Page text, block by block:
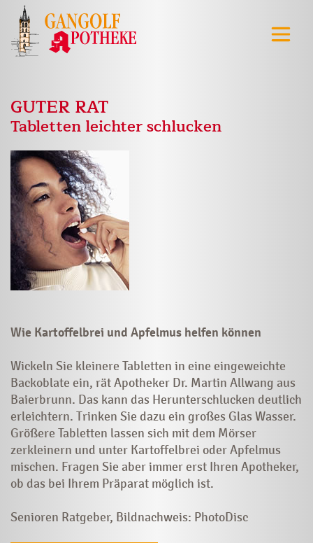
GUTER RAT
Tabletten leichter schlucken
Wie Kartoffelbrei und Apfelmus helfen können
Wickeln Sie kleinere Tabletten in eine eingeweichte
Backoblate ein, rät Apotheker Dr. Martin Allwang aus
Baierbrunn. Das kann das Herunterschlucken deutlich
erleichtern. Trinken Sie dazu ein großes Glas Wasser.
Größere Tabletten lassen sich mit dem Mörser
zerkleinern und unter Kartoffelbrei oder Apfelmus
mischen. Fragen Sie aber immer erst Ihren Apotheker,
ob das bei Ihrem Präparat möglich ist.
Senioren Ratgeber, Bildnachweis: PhotoDisc